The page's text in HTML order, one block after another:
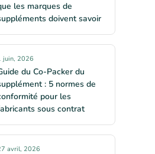
les marques de
doivent savoir
juin, 2026
du Co-Packer du
: 5 normes de
pour les
sous contrat
avril, 2026